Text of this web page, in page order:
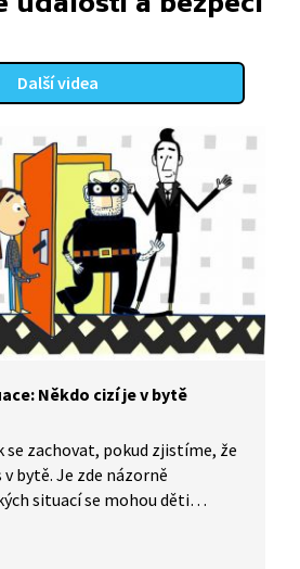
Další videa
Někdo cizí je v bytě
se zachovat, pokud zjistíme, že
v bytě. Je zde názorně
situací se mohou děti